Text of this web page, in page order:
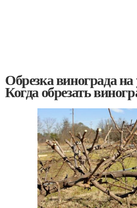
Обрезка винограда
Когда обрезать